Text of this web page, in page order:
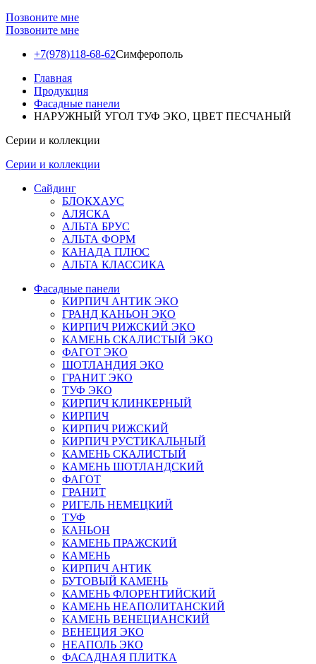
Позвоните мне
Позвоните мне
+7(978)118-68-62Симферополь
Главная
Продукция
Фасадные панели
НАРУЖНЫЙ УГОЛ ТУФ ЭКО, ЦВЕТ ПЕСЧАНЫЙ
Серии и коллекции
Серии и коллекции
Сайдинг
БЛОКХАУС
АЛЯСКА
АЛЬТА БРУС
АЛЬТА ФОРМ
КАНАДА ПЛЮС
АЛЬТА КЛАССИКА
Фасадные панели
КИРПИЧ АНТИК ЭКО
ГРАНД КАНЬОН ЭКО
КИРПИЧ РИЖСКИЙ ЭКО
КАМЕНЬ СКАЛИСТЫЙ ЭКО
ФАГОТ ЭКО
ШОТЛАНДИЯ ЭКО
ГРАНИТ ЭКО
ТУФ ЭКО
КИРПИЧ КЛИНКЕРНЫЙ
КИРПИЧ
КИРПИЧ РИЖСКИЙ
КИРПИЧ РУСТИКАЛЬНЫЙ
КАМЕНЬ СКАЛИСТЫЙ
КАМЕНЬ ШОТЛАНДСКИЙ
ФАГОТ
ГРАНИТ
РИГЕЛЬ НЕМЕЦКИЙ
ТУФ
КАНЬОН
КАМЕНЬ ПРАЖСКИЙ
КАМЕНЬ
КИРПИЧ АНТИК
БУТОВЫЙ КАМЕНЬ
КАМЕНЬ ФЛОРЕНТИЙСКИЙ
КАМЕНЬ НЕАПОЛИТАНСКИЙ
КАМЕНЬ ВЕНЕЦИАНСКИЙ
ВЕНЕЦИЯ ЭКО
НЕАПОЛЬ ЭКО
ФАСАДНАЯ ПЛИТКА